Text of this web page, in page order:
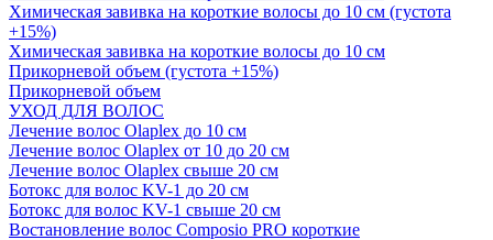
Химическая завивка на короткие волосы до 10 см (густота
+15%)
Химическая завивка на короткие волосы до 10 см
Прикорневой объем (густота +15%)
Прикорневой объем
УХОД ДЛЯ ВОЛОС
Лечение волос Olapleх до 10 см
Лечение волос Olapleх от 10 до 20 см
Лечение волос Olapleх свыше 20 см
Ботокс для волос KV-1 до 20 см
Ботокс для волос KV-1 свыше 20 см
Востановление волос Composio PRO короткие